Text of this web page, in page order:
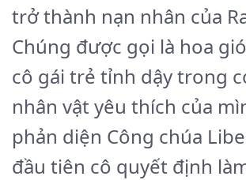
trở thành nạn nhân của
Chúng được gọi là hoa
cô gái trẻ tỉnh dậy trong
nhân vật yêu thích của
phản diện Công chúa
đầu tiên cô quyết định